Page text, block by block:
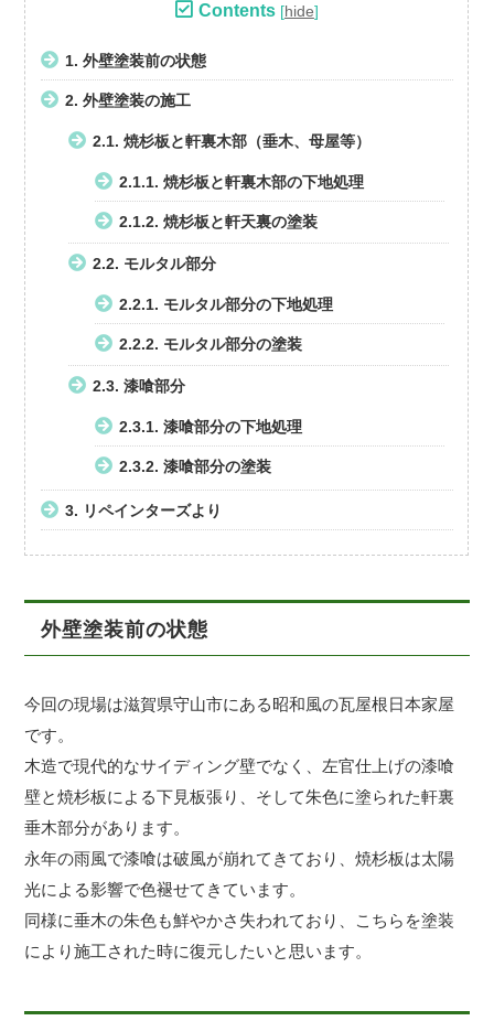
Contents [hide]
1. 外壁塗装前の状態
2. 外壁塗装の施工
2.1. 焼杉板と軒裏木部（垂木、母屋等）
2.1.1. 焼杉板と軒裏木部の下地処理
2.1.2. 焼杉板と軒天裏の塗装
2.2. モルタル部分
2.2.1. モルタル部分の下地処理
2.2.2. モルタル部分の塗装
2.3. 漆喰部分
2.3.1. 漆喰部分の下地処理
2.3.2. 漆喰部分の塗装
3. リペインターズより
外壁塗装前の状態
今回の現場は滋賀県守山市にある昭和風の瓦屋根日本家屋
です。
木造で現代的なサイディング壁でなく、左官仕上げの漆喰
壁と焼杉板による下見板張り、そして朱色に塗られた軒裏
垂木部分があります。
永年の雨風で漆喰は破風が崩れてきており、焼杉板は太陽
光による影響で色褪せてきています。
同様に垂木の朱色も鮮やかさ失われており、こちらを塗装
により施工された時に復元したいと思います。